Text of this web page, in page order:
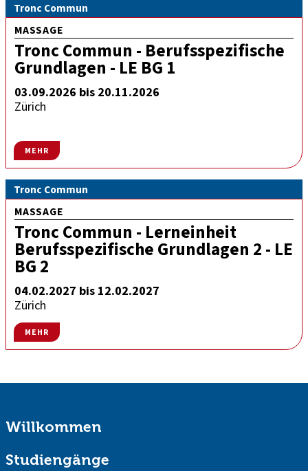
Tronc Commun
MASSAGE
Tronc Commun - Berufsspezifische
Grundlagen - LE BG 1
03.09.2026 bis 20.11.2026
Zürich
MEHR
Tronc Commun
MASSAGE
Tronc Commun - Lerneinheit
Berufsspezifische Grundlagen 2 - LE
BG 2
04.02.2027 bis 12.02.2027
Zürich
MEHR
Willkommen
Studiengänge